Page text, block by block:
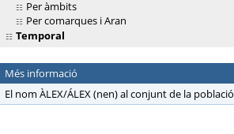
Per àmbits
Per comarques i Aran
Temporal
Més informació
El nom ÀLEX/ÁLEX (nen) al conjunt de la població